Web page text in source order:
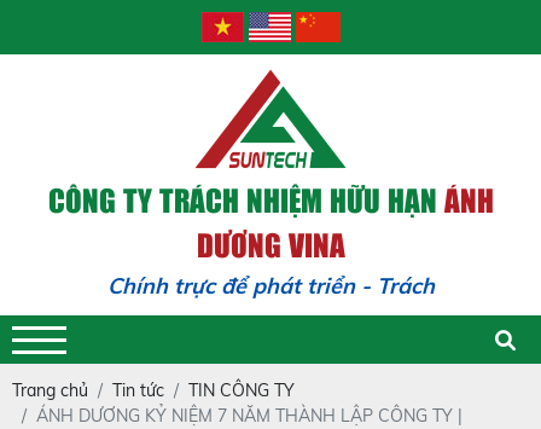
CÔNG TY TRÁCH NHIỆM HỮU HẠNÁNH
DƯƠNG VINA
Chính trực để phát triển - Trách nhiệm để trường
tồn
Trang chủ Tin tức
TIN CÔNG TY
ÁNH DƯƠNG KỶ NIỆM 7 NĂM THÀNH LẬP CÔNG TY |